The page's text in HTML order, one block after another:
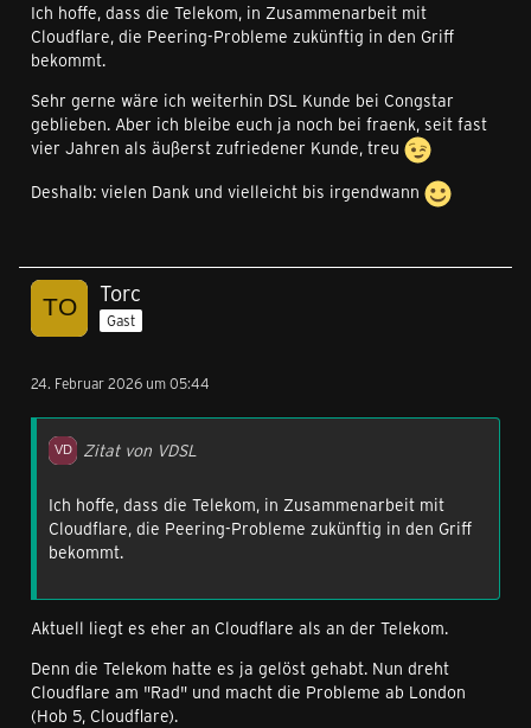
Ich hoffe, dass die Telekom, in Zusammenarbeit mit
Cloudflare, die Peering-Probleme zukünftig in den Griff
bekommt.
Sehr gerne wäre ich weiterhin DSL Kunde bei Congstar
geblieben. Aber ich bleibe euch ja noch bei fraenk, seit fast
vier Jahren als äußerst zufriedener Kunde, treu
Deshalb: vielen Dank und vielleicht bis irgendwann
Torc
Gast
24. Februar 2026 um 05:44
Zitat von VDSL
Ich hoffe, dass die Telekom, in Zusammenarbeit mit
Cloudflare, die Peering-Probleme zukünftig in den Griff
bekommt.
Aktuell liegt es eher an Cloudflare als an der Telekom.
Denn die Telekom hatte es ja gelöst gehabt. Nun dreht
Cloudflare am "Rad" und macht die Probleme ab London
(Hob 5, Cloudflare).